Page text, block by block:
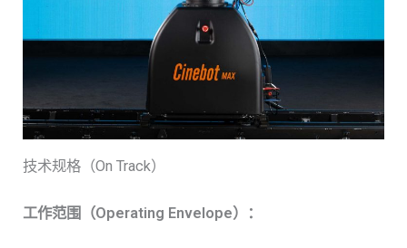
技术规格（On Track）
工作范围（Operating Envelope）：